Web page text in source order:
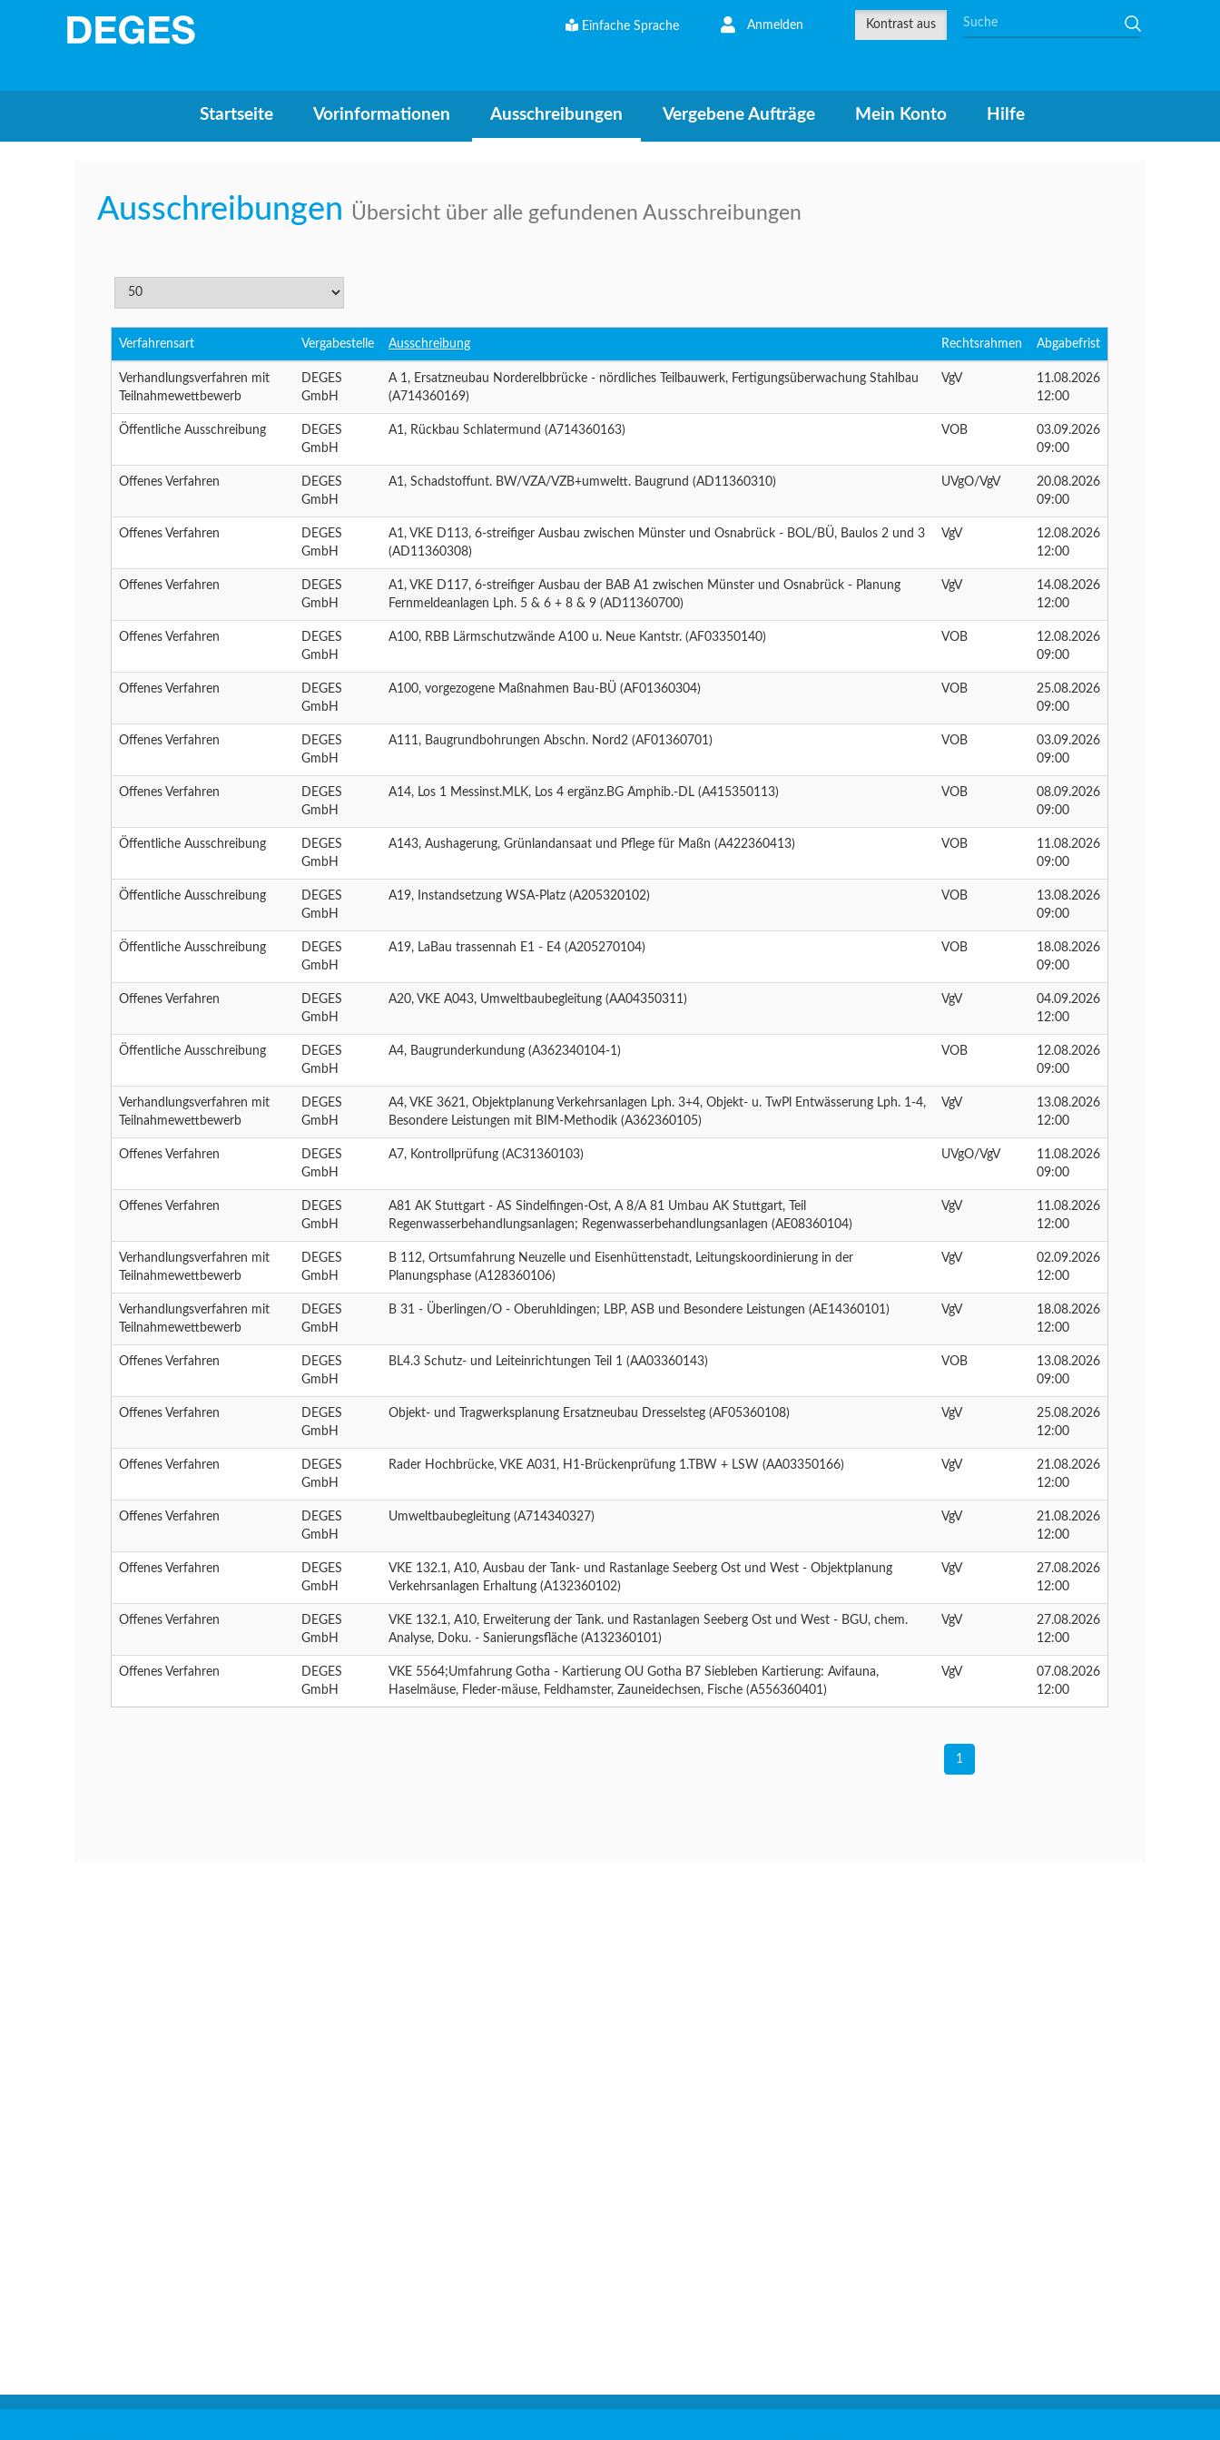
Einfache Sprache Anmelden
Kontrast ein Kontrast aus
Startseite Vorinformationen Ausschreibungen Vergebene Aufträge Mein Konto Hilfe
Ausschreibungen Übersicht über alle gefundenen Ausschreibungen
Verfahrensart Vergabestelle Ausschreibung Rechtsrahmen Abgabefrist
Verhandlungsverfahren mit
Teilnahmewettbewerb
DEGES
GmbH
A 1, Ersatzneubau Norderelbbrücke - nördliches Teilbauwerk, Fertigungsüberwachung Stahlbau
(A714360169)
VgV
11.08.2026
12:00
Öffentliche Ausschreibung
DEGES
GmbH
A1, Rückbau Schlatermund (A714360163) VOB
03.09.2026
09:00
Offenes Verfahren
DEGES
GmbH
A1, Schadstoffunt. BW/VZA/VZB+umweltt. Baugrund (AD11360310) UVgO/VgV
20.08.2026
09:00
Offenes Verfahren
DEGES
GmbH
A1, VKE D113, 6-streifiger Ausbau zwischen Münster und Osnabrück - BOL/BÜ, Baulos 2 und 3
(AD11360308)
VgV
12.08.2026
12:00
Offenes Verfahren
DEGES
GmbH
A1, VKE D117, 6-streifiger Ausbau der BAB A1 zwischen Münster und Osnabrück - Planung
Fernmeldeanlagen Lph. 5 & 6 + 8 & 9 (AD11360700)
VgV
14.08.2026
12:00
Offenes Verfahren
DEGES
GmbH
A100, RBB Lärmschutzwände A100 u. Neue Kantstr. (AF03350140) VOB
12.08.2026
09:00
Offenes Verfahren
DEGES
GmbH
A100, vorgezogene Maßnahmen Bau-BÜ (AF01360304) VOB
25.08.2026
09:00
Offenes Verfahren
DEGES
GmbH
A111, Baugrundbohrungen Abschn. Nord2 (AF01360701) VOB
03.09.2026
09:00
Offenes Verfahren
DEGES
GmbH
A14, Los 1 Messinst.MLK, Los 4 ergänz.BG Amphib.-DL (A415350113) VOB
08.09.2026
09:00
Öffentliche Ausschreibung
DEGES
GmbH
A143, Aushagerung, Grünlandansaat und Pflege für Maßn (A422360413) VOB
11.08.2026
09:00
Öffentliche Ausschreibung
DEGES
GmbH
A19, Instandsetzung WSA-Platz (A205320102) VOB
13.08.2026
09:00
Öffentliche Ausschreibung
DEGES
GmbH
A19, LaBau trassennah E1 - E4 (A205270104) VOB
18.08.2026
09:00
Offenes Verfahren
DEGES
GmbH
A20, VKE A043, Umweltbaubegleitung (AA04350311) VgV
04.09.2026
12:00
Öffentliche Ausschreibung
DEGES
GmbH
A4, Baugrunderkundung (A362340104-1) VOB
12.08.2026
09:00
Verhandlungsverfahren mit
Teilnahmewettbewerb
DEGES
GmbH
A4, VKE 3621, Objektplanung Verkehrsanlagen Lph. 3+4, Objekt- u. TwPl Entwässerung Lph. 1-4,
Besondere Leistungen mit BIM-Methodik (A362360105)
VgV
13.08.2026
12:00
Offenes Verfahren
DEGES
GmbH
A7, Kontrollprüfung (AC31360103) UVgO/VgV
11.08.2026
09:00
Offenes Verfahren
DEGES
GmbH
A81 AK Stuttgart - AS Sindelfingen-Ost, A 8/A 81 Umbau AK Stuttgart, Teil
Regenwasserbehandlungsanlagen; Regenwasserbehandlungsanlagen (AE08360104)
VgV
11.08.2026
12:00
Verhandlungsverfahren mit
Teilnahmewettbewerb
DEGES
GmbH
B 112, Ortsumfahrung Neuzelle und Eisenhüttenstadt, Leitungskoordinierung in der
Planungsphase (A128360106)
VgV
02.09.2026
12:00
Verhandlungsverfahren mit
Teilnahmewettbewerb
DEGES
GmbH
B 31 - Überlingen/O - Oberuhldingen; LBP, ASB und Besondere Leistungen (AE14360101) VgV
18.08.2026
12:00
Offenes Verfahren
DEGES
GmbH
BL4.3 Schutz- und Leiteinrichtungen Teil 1 (AA03360143) VOB
13.08.2026
09:00
Offenes Verfahren
DEGES
GmbH
Objekt- und Tragwerksplanung Ersatzneubau Dresselsteg (AF05360108) VgV
25.08.2026
12:00
Offenes Verfahren
DEGES
GmbH
Rader Hochbrücke, VKE A031, H1-Brückenprüfung 1.TBW + LSW (AA03350166) VgV
21.08.2026
12:00
Offenes Verfahren
DEGES
GmbH
Umweltbaubegleitung (A714340327) VgV
21.08.2026
12:00
Offenes Verfahren
DEGES
GmbH
VKE 132.1, A10, Ausbau der Tank- und Rastanlage Seeberg Ost und West - Objektplanung
Verkehrsanlagen Erhaltung (A132360102)
VgV
27.08.2026
12:00
Offenes Verfahren
DEGES
GmbH
VKE 132.1, A10, Erweiterung der Tank. und Rastanlagen Seeberg Ost und West - BGU, chem.
Analyse, Doku. - Sanierungsfläche (A132360101)
VgV
27.08.2026
12:00
Offenes Verfahren
DEGES
GmbH
VKE 5564;Umfahrung Gotha - Kartierung OU Gotha B7 Siebleben Kartierung: Avifauna,
Haselmäuse, Fleder-mäuse, Feldhamster, Zauneidechsen, Fische (A556360401)
VgV
07.08.2026
12:00
1